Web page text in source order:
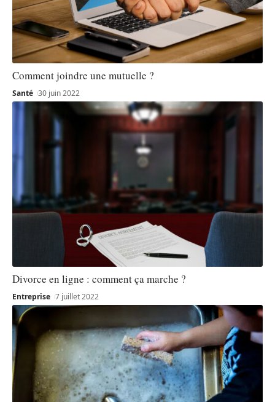
Comment joindre une mutuelle ?
Santé 30 juin 2022
Divorce en ligne : comment ça marche ?
Entreprise 7 juillet 2022